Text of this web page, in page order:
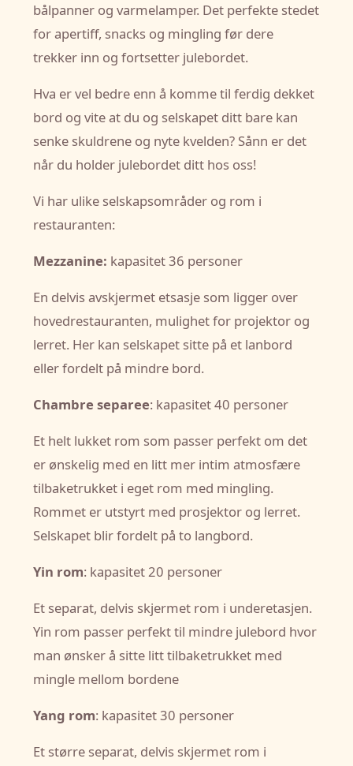
bålpanner og varmelamper. Det perfekte stedet
for apertiff, snacks og mingling før dere
trekker inn og fortsetter julebordet.
Hva er vel bedre enn å komme til ferdig dekket
bord og vite at du og selskapet ditt bare kan
senke skuldrene og nyte kvelden? Sånn er det
når du holder julebordet ditt hos oss!
Vi har ulike selskapsområder og rom i
restauranten:
Mezzanine: kapasitet 36 personer
En delvis avskjermet etsasje som ligger over
hovedrestauranten, mulighet for projektor og
lerret. Her kan selskapet sitte på et lanbord
eller fordelt på mindre bord.
Chambre separee: kapasitet 40 personer
Et helt lukket rom som passer perfekt om det
er ønskelig med en litt mer intim atmosfære
tilbaketrukket i eget rom med mingling.
Rommet er utstyrt med prosjektor og lerret.
Selskapet blir fordelt på to langbord.
Yin rom: kapasitet 20 personer
Et separat, delvis skjermet rom i underetasjen.
Yin rom passer perfekt til mindre julebord hvor
man ønsker å sitte litt tilbaketrukket med
mingle mellom bordene
Yang rom: kapasitet 30 personer
Et større separat, delvis skjermet rom i